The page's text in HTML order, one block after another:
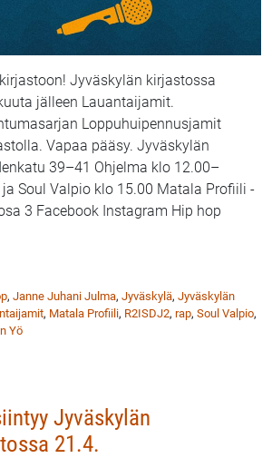
Jyväskylän kirjastossa
jälleen Lauantaijamit.
Loppuhuipennusjamit
Vapaa pääsy. Jyväskylän
39–41 Ohjelma klo 12.00–
ja Soul Valpio klo 15.00 Matala Profiili -
3 Facebook Instagram Hip hop
, Janne Juhani Julma, Jyväskylä, Jyväskylän
, Matala Profiili, R2ISDJ2, rap, Soul Valpio,
Yö
Jyväskylän
21.4.